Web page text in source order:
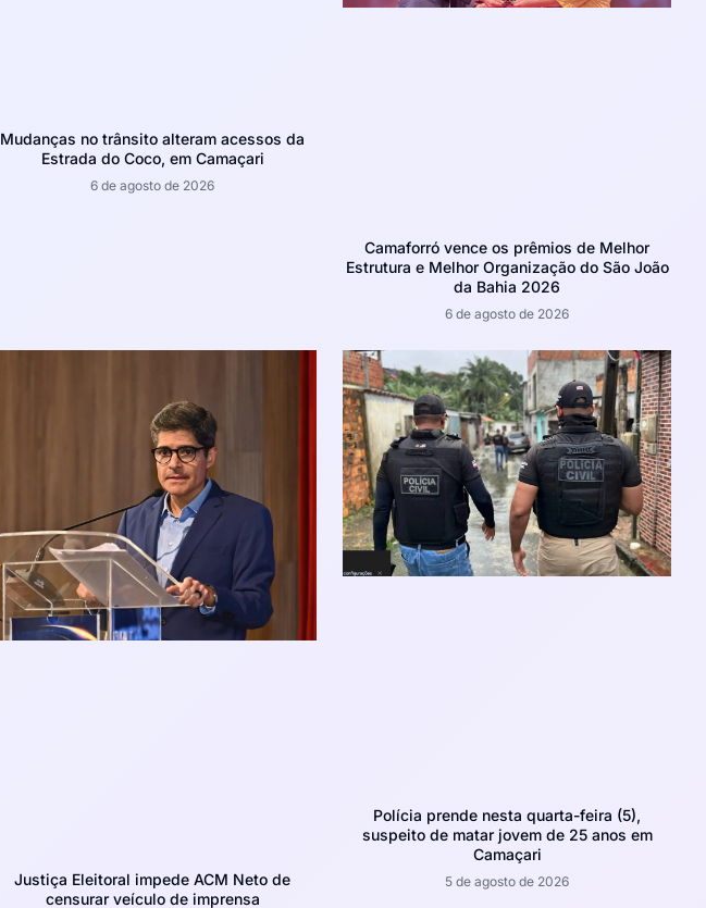
Mudanças no trânsito alteram acessos da
Estrada do Coco, em Camaçari
6 de agosto de 2026
Camaforró vence os prêmios de Melhor
Estrutura e Melhor Organização do São João
da Bahia 2026
6 de agosto de 2026
Justiça Eleitoral impede ACM Neto de
censurar veículo de imprensa
Polícia prende nesta quarta-feira (5),
suspeito de matar jovem de 25 anos em
Camaçari
5 de agosto de 2026